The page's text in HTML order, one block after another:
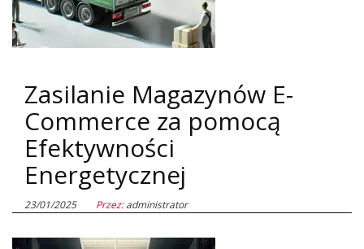
Zasilanie Magazynów E-
Commerce za pomocą
Efektywności
Energetycznej
23/01/2025 Przez:administrator